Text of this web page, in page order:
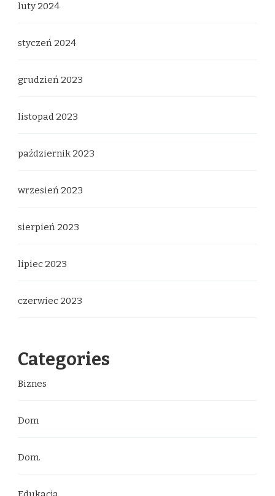
luty 2024
styczeń 2024
grudzień 2023
listopad 2023
październik 2023
wrzesień 2023
sierpień 2023
lipiec 2023
czerwiec 2023
Categories
Biznes
Dom
Dom.